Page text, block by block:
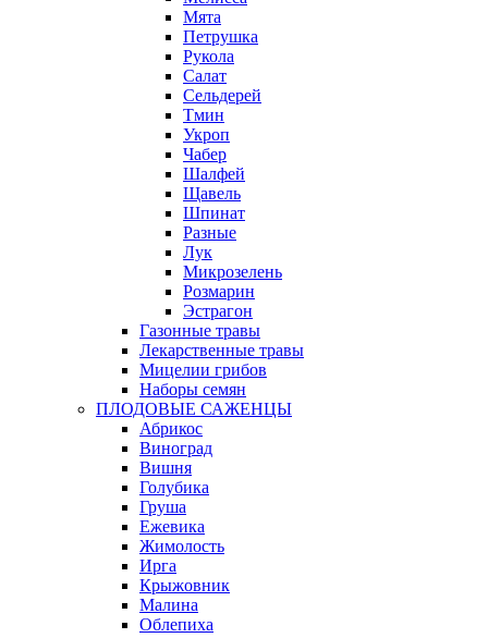
Мята
Петрушка
Рукола
Салат
Сельдерей
Тмин
Укроп
Чабер
Шалфей
Щавель
Шпинат
Разные
Лук
Микрозелень
Розмарин
Эстрагон
Газонные травы
Лекарственные травы
Мицелии грибов
Наборы семян
ПЛОДОВЫЕ САЖЕНЦЫ
Абрикос
Виноград
Вишня
Голубика
Груша
Ежевика
Жимолость
Ирга
Крыжовник
Малина
Облепиха